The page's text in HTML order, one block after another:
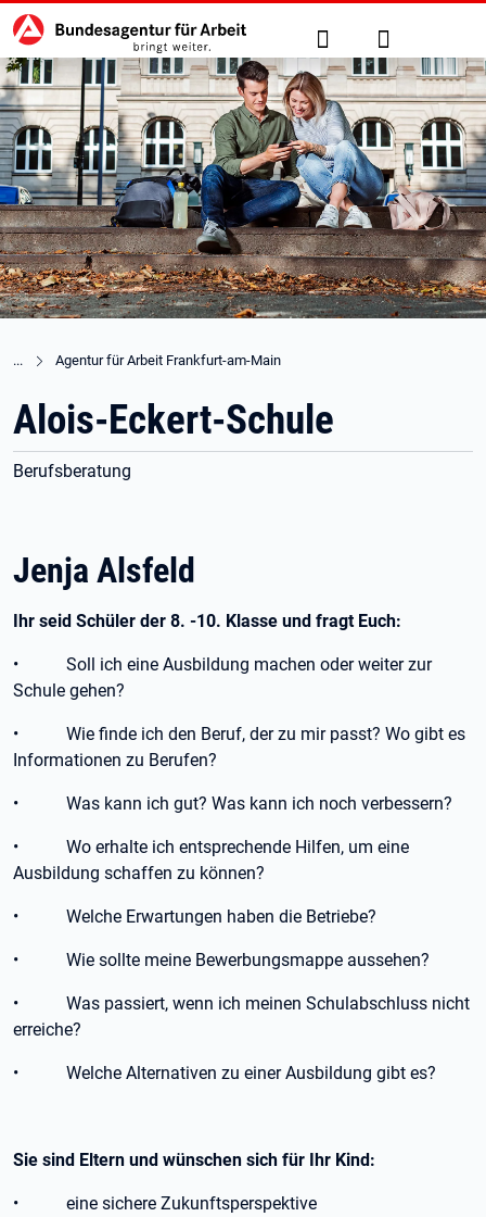
zu den Hauptinhalten springen
Hauptnavigation Suche Anmelden
Agentur für Arbeit Frankfurt-am-Main
Alois-Eckert-Schule
Berufsberatung
Jenja Alsfeld
Ihr seid Schüler der 8. -10. Klasse und fragt Euch:
• Soll ich eine Ausbildung machen oder weiter zur
Schule gehen?
• Wie finde ich den Beruf, der zu mir passt? Wo gibt es
Informationen zu Berufen?
• Was kann ich gut? Was kann ich noch verbessern?
• Wo erhalte ich entsprechende Hilfen, um eine
Ausbildung schaffen zu können?
• Welche Erwartungen haben die Betriebe?
• Wie sollte meine Bewerbungsmappe aussehen?
• Was passiert, wenn ich meinen Schulabschluss nicht
erreiche?
• Welche Alternativen zu einer Ausbildung gibt es?
Sie sind Eltern und wünschen sich für Ihr Kind:
• eine sichere Zukunftsperspektive